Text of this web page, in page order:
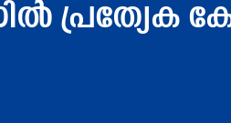
പ്രത്യേക